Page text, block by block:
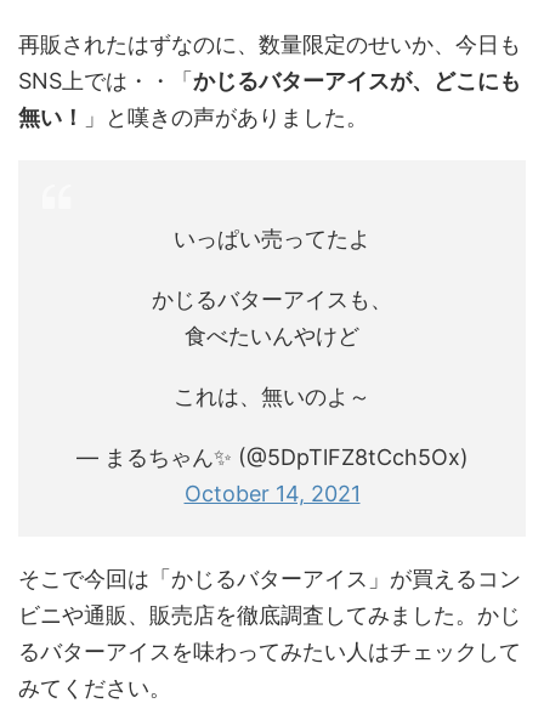
再販されたはずなのに、数量限定のせいか、今日も
SNS上では・・「 かじるバターアイスが、どこにも
無い！
」と嘆きの声がありました。
いっぱい売ってたよ
かじるバターアイスも、
食べたいんやけど
これは、無いのよ～
— まるちゃん✨ (@5DpTlFZ8tCch5Ox)
October 14, 2021
そこで今回は「かじるバターアイス」が買えるコン
ビニや通販、販売店を徹底調査してみました。かじ
るバターアイスを味わってみたい人はチェックして
みてください。